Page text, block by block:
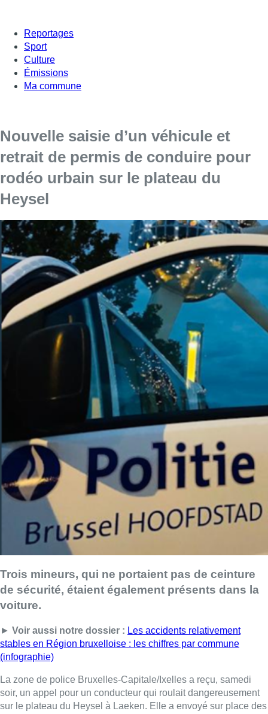
Reportages
Sport
Culture
Émissions
Ma commune
Nouvelle saisie d’un véhicule et
retrait de permis de conduire pour
rodéo urbain sur le plateau du
Heysel
Trois mineurs, qui ne portaient pas de ceinture
de sécurité, étaient également présents dans la
voiture.
► Voir aussi notre dossier : Les accidents relativement
stables en Région bruxelloise : les chiffres par commune
(infographie)
La zone de police Bruxelles-Capitale/Ixelles a reçu, samedi
soir, un appel pour un conducteur qui roulait dangereusement
sur le plateau du Heysel à Laeken. Elle a envoyé sur place des